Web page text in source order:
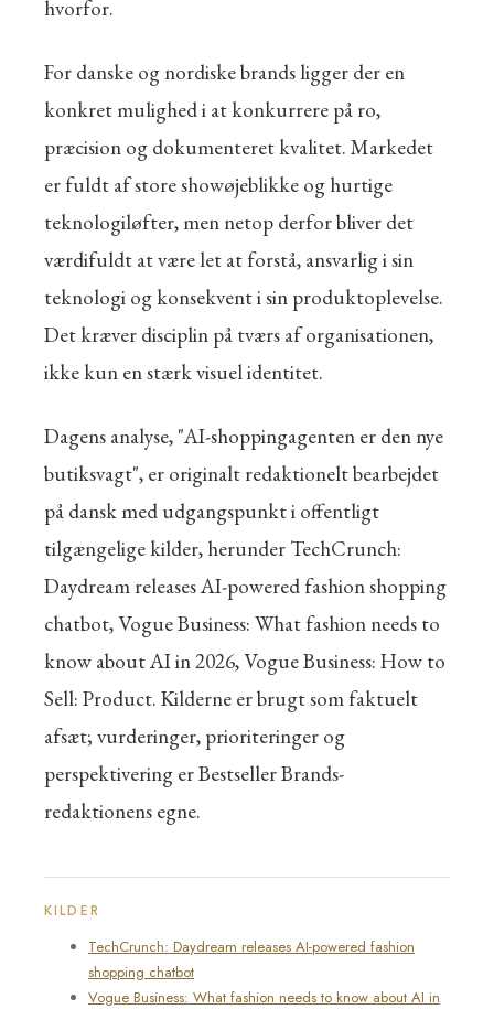
hvorfor.
For danske og nordiske brands ligger der en
konkret mulighed i at konkurrere på ro,
præcision og dokumenteret kvalitet. Markedet
er fuldt af store showøjeblikke og hurtige
teknologiløfter, men netop derfor bliver det
værdifuldt at være let at forstå, ansvarlig i sin
teknologi og konsekvent i sin produktoplevelse.
Det kræver disciplin på tværs af organisationen,
ikke kun en stærk visuel identitet.
Dagens analyse, "AI-shoppingagenten er den nye
butiksvagt", er originalt redaktionelt bearbejdet
på dansk med udgangspunkt i offentligt
tilgængelige kilder, herunder TechCrunch:
Daydream releases AI-powered fashion shopping
chatbot, Vogue Business: What fashion needs to
know about AI in 2026, Vogue Business: How to
Sell: Product. Kilderne er brugt som faktuelt
afsæt; vurderinger, prioriteringer og
perspektivering er Bestseller Brands-
redaktionens egne.
KILDER
TechCrunch: Daydream releases AI-powered fashion
shopping chatbot
Vogue Business: What fashion needs to know about AI in